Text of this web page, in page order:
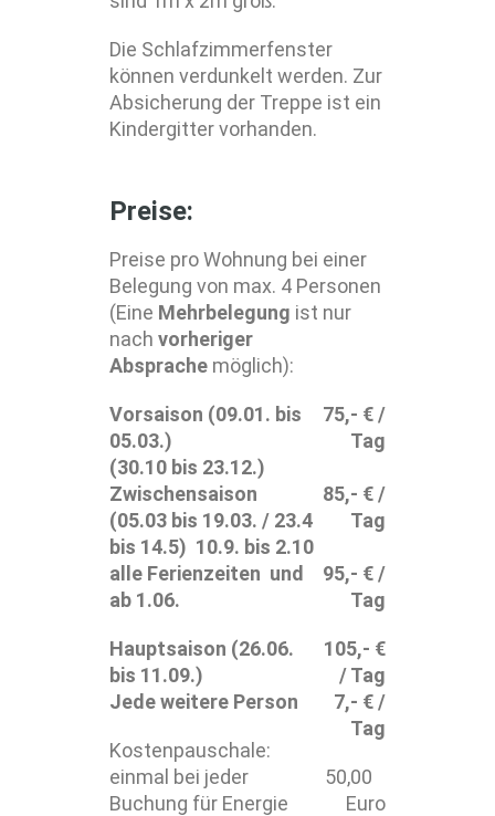
Die Schlafzimmerfenster
können verdunkelt werden. Zur
Absicherung der Treppe ist ein
Kindergitter vorhanden.
Preise:
Preise pro Wohnung bei einer
Belegung von max. 4 Personen
(Eine Mehrbelegung ist nur
nach vorheriger
Absprache möglich):
Vorsaison (09.01. bis
05.03.)
(30.10 bis 23.12.)
75,- € /
Tag
Zwischensaison
(05.03 bis 19.03. / 23.4
bis 14.5) 10.9. bis 2.10
85,- € /
Tag
alle Ferienzeiten und
ab 1.06.
95,- € /
Tag
Hauptsaison (26.06.
bis 11.09.)
105,- €
/ Tag
Jede weitere Person
Kostenpauschale:
einmal bei jeder
Buchung für Energie
7,- € /
Tag
50,00
Euro